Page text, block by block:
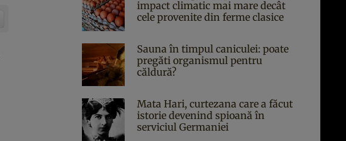
impact climatic mai mare decât
cele provenite din ferme clasice
Sauna în timpul caniculei: poate
pregăti organismul pentru
căldură?
Mata Hari, curtezana care a făcut
istorie devenind spioană în
serviciul Germaniei